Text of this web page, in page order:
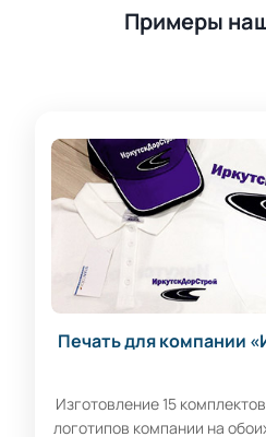
Примеры
Печать для компании
Изготовление 15
логотипов компании на